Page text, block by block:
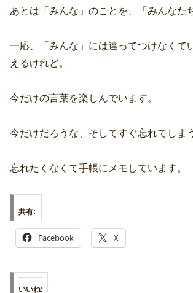
あとは「みんな」のことを、「みんなた
一応、「みんな」には達ってつけなくて
えるけれど。
今だけの言葉を楽しんでいます。
今だけだろうな、そしてすぐ忘れてしま
忘れたくなくて手帳にメモしています。
共有:
Facebook X
いいね: